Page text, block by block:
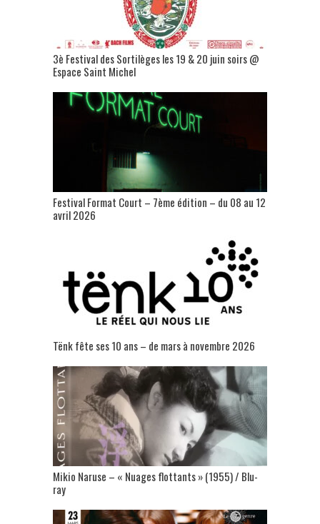
3è Festival des Sortilèges les 19 & 20 juin soirs @
Espace Saint Michel
Festival Format Court – 7ème édition – du 08 au 12
avril 2026
Tënk fête ses 10 ans – de mars à novembre 2026
Mikio Naruse – « Nuages flottants » (1955) / Blu-
ray